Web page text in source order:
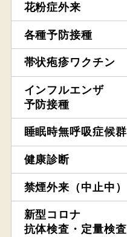
花粉症外来
各種予防接種
帯状疱疹ワクチン
インフルエンザ
予防接種
睡眠時無呼吸症候群
健康診断
禁煙外来（中止中）
新型コロナ
抗体検査・定量検査